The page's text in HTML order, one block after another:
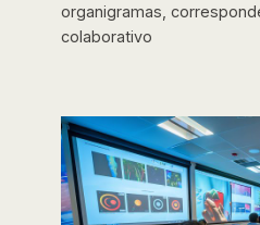
organigramas,
colaborativo